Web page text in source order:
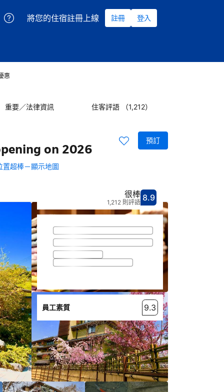
將您的住宿註冊上線 註冊 登入
惠
重要／法律資訊 住客評語 （1,212）
預訂
on 2026
置超棒－顯示地圖
分數8.9分
8.9評比很棒
很棒
1,212 則評語
員工素質 9.3